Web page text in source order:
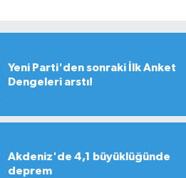
Yeni Parti'den sonraki İlk Anket
Dengeleri arstı!
Akdeniz'de 4,1 büyüklüğünde
deprem